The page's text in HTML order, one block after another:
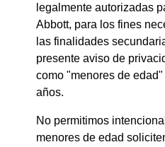
legalmente autorizadas
Abbott, para los fines
las finalidades
presente aviso de
como "menores de
años.
No permitimos
menores de edad